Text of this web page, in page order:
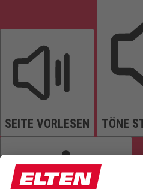
SEITE VORLESEN TÖNE